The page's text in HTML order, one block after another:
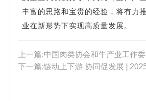
丰富的思路和宝贵的经验，将有力
业在新形势下实现高质量发展。